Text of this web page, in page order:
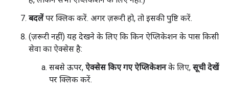
बदलेंपर क्लिक करें. अगर ज़रूरी हो, तो इसकी पुष्टि करें.
(ज़रूरी नहीं) यह देखने के लिए कि किन ऐप्लिकेशन के पास किसी
सेवा का ऐक्सेस है:
सबसे ऊपर, ऐक्सेस किए गए ऐप्लिकेशनके लिए, सूची देखें
पर क्लिक करें.